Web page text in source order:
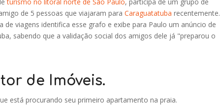
de 5 pessoas que viajaram para Caraguatatuba recentemente.
de viagens identifica esse grafo e exibe para Paulo um anúncio de
sabendo que a validação social dos amigos dele já "preparou o
de Imóveis.
está procurando seu primeiro apartamento na praia.